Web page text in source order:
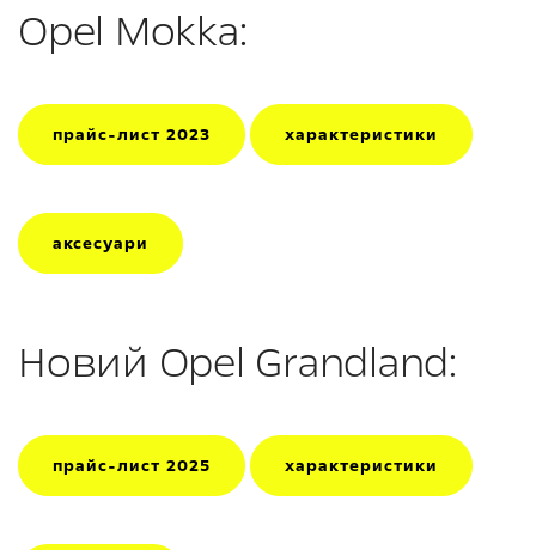
Opel Mokka:
прайс-лист 2023 характеристики
аксесуари
Новий Opel Grandland:
прайс-лист 2025 характеристики